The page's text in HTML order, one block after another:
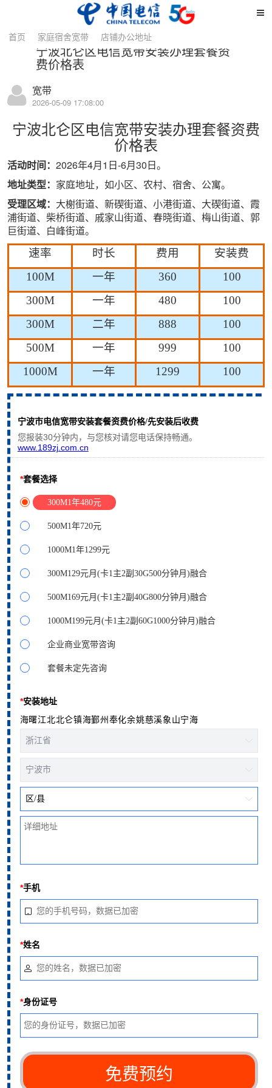
详情
首页 家庭宿舍宽带 店铺办公地址
宁波北仑区电信宽带安装办理套餐资
费价格表
宽带
2026-05-09 17:08:00
宁波北仑区电信宽带安装办理套餐资费
价格表
活动时间： 2026年4月1日-6月30日。
地址类型： 家庭地址，如小区、农村、宿舍、公寓。
受理区域： 大榭街道、新碶街道、小港街道、大碶街道、霞
浦街道、柴桥街道、戚家山街道、春晓街道、梅山街道、郭
巨街道、白峰街道。
速率 时长 费用
安装费
100M
一年 360
100
300M
一年 480
100
300M
二年 888
100
500M
一年 999
100
1000M
一年 1299 100